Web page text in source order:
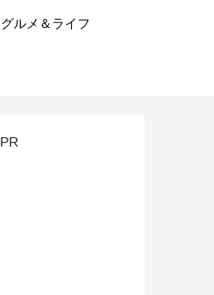
グルメ＆ライフ
PR